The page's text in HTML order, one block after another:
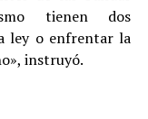
tienen dos
ley o enfrentar la
instruyó.